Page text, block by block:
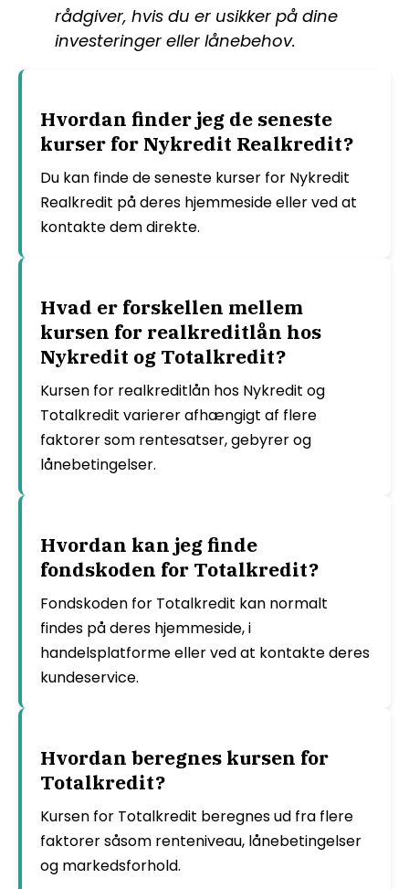
rådgiver, hvis du er usikker på dine
investeringer eller lånebehov.
Hvordan finder jeg de seneste
kurser for Nykredit Realkredit?
Du kan finde de seneste kurser for Nykredit
Realkredit på deres hjemmeside eller ved at
kontakte dem direkte.
Hvad er forskellen mellem
kursen for realkreditlån hos
Nykredit og Totalkredit?
Kursen for realkreditlån hos Nykredit og
Totalkredit varierer afhængigt af flere
faktorer som rentesatser, gebyrer og
lånebetingelser.
Hvordan kan jeg finde
fondskoden for Totalkredit?
Fondskoden for Totalkredit kan normalt
findes på deres hjemmeside, i
handelsplatforme eller ved at kontakte deres
kundeservice.
Hvordan beregnes kursen for
Totalkredit?
Kursen for Totalkredit beregnes ud fra flere
faktorer såsom renteniveau, lånebetingelser
og markedsforhold.